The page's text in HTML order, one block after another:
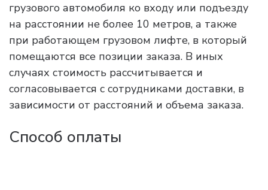
грузового автомобиля ко входу или подъезду
на расстоянии не более 10 метров, а также
при работающем грузовом лифте, в который
помещаются все позиции заказа. В иных
случаях стоимость рассчитывается и
согласовывается с сотрудниками доставки, в
зависимости от расстояний и объема заказа.
Способ оплаты